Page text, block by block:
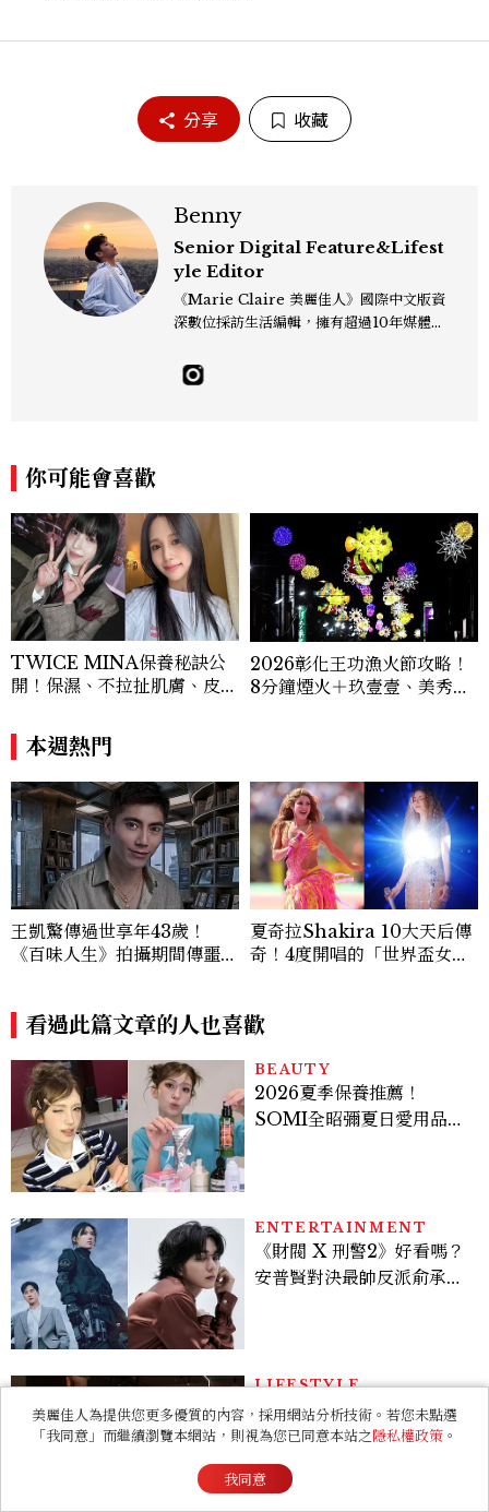
分享 收藏
Benny
Senior Digital Feature&Lifest
yle Editor
《Marie Claire 美麗佳人》國際中文版資
深數位採訪生活編輯，擁有超過10年媒體與
飯店、奢華旅宿、旅遊景點、航空等領域，
另涉獵3C家電、居家生活範疇，具備實測
pella、Mandarin Oriental、JOAL
I、Raffles、Banyan Tree、IHG、Ma
rriott等頂級飯店集團。 策劃並執行超過7
0篇深度專題「MC開房間」、260 篇以上
「玩咖懶人包」盤點類文章，致力用專業視
角提供讀者最新話題、兼具風格與實用的高
品質生活旅遊靈感內容。 Contact：ben
ny_yang@mctw.com.tw
你可能會喜歡
TWICE MINA保養秘訣公
開！保濕、不拉扯肌膚、皮拉
肌
2026彰化王功漁火節攻略！
8分鐘煙火＋玖壹壹、美秀集
本週熱門
王凱驚傳過世享年43歲！
《百味人生》拍攝期間傳噩
夏奇拉Shakira 10大天后傳
奇！4度開唱的「世界盃女
看過此篇文章的人也喜歡
BEAUTY
2026夏季保養推薦！
SOMI全昭彌夏日愛用品公
ENTERTAINMENT
《財閥 X 刑警2》好看嗎？
安普賢對決最帥反派俞承
多大？
LIFESTYLE
臺北女性友善清酒舖推薦！
「和庵清酒舖」進駐晶華酒
店：首創五行心情選酒、單
杯180元起輕鬆微醺
美麗佳人為提供您更多優質的內容，採用網站分析技術。若您未點選
「我同意」而繼續瀏覽本網站，則視為您已同意本站之隱私權政策 。
我同意